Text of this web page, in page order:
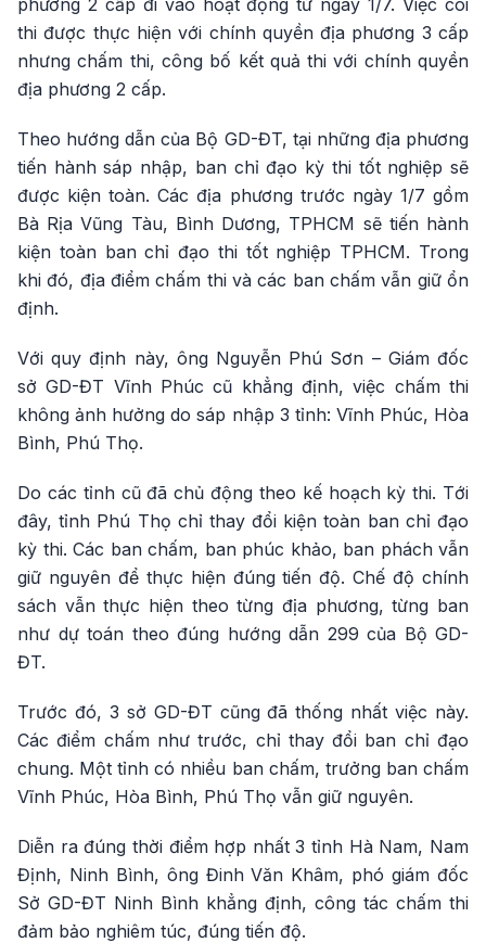
thi được thực hiện với chính quyền địa phương 3 cấp
nhưng chấm thi, công bố kết quả thi với chính quyền
địa phương 2 cấp.
Theo hướng dẫn của Bộ GD-ĐT, tại những địa phương
tiến hành sáp nhập, ban chỉ đạo kỳ thi tốt nghiệp sẽ
được kiện toàn. Các địa phương trước ngày 1/7 gồm
Bà Rịa Vũng Tàu, Bình Dương, TPHCM sẽ tiến hành
kiện toàn ban chỉ đạo thi tốt nghiệp TPHCM. Trong
khi đó, địa điểm chấm thi và các ban chấm vẫn giữ ổn
định.
Với quy định này, ông Nguyễn Phú Sơn – Giám đốc
sở GD-ĐT Vĩnh Phúc cũ khẳng định, việc chấm thi
không ảnh hưởng do sáp nhập 3 tỉnh: Vĩnh Phúc, Hòa
Bình, Phú Thọ.
Do các tỉnh cũ đã chủ động theo kế hoạch kỳ thi. Tới
đây, tỉnh Phú Thọ chỉ thay đổi kiện toàn ban chỉ đạo
kỳ thi. Các ban chấm, ban phúc khảo, ban phách vẫn
giữ nguyên để thực hiện đúng tiến độ. Chế độ chính
sách vẫn thực hiện theo từng địa phương, từng ban
như dự toán theo đúng hướng dẫn 299 của Bộ GD-
ĐT.
Trước đó, 3 sở GD-ĐT cũng đã thống nhất việc này.
Các điểm chấm như trước, chỉ thay đổi ban chỉ đạo
chung. Một tỉnh có nhiều ban chấm, trưởng ban chấm
Vĩnh Phúc, Hòa Bình, Phú Thọ vẫn giữ nguyên.
Diễn ra đúng thời điểm hợp nhất 3 tỉnh Hà Nam, Nam
Định, Ninh Bình, ông Đinh Văn Khâm, phó giám đốc
Sở GD-ĐT Ninh Bình khẳng định, công tác chấm thi
đảm bảo nghiêm túc, đúng tiến độ.